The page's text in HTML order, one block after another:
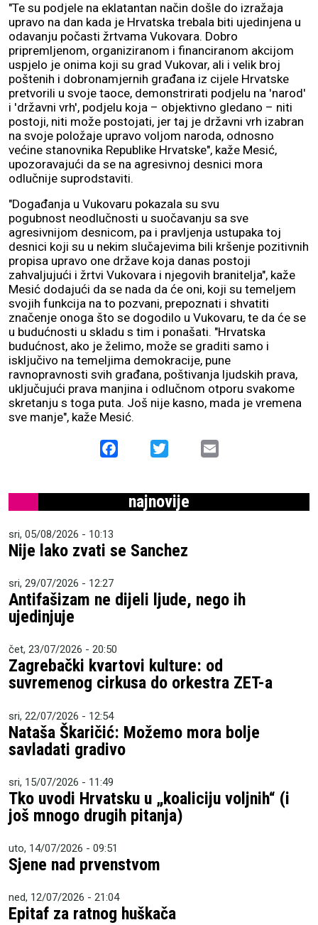
"Te su podjele na eklatantan način došle do izražaja
upravo na dan kada je Hrvatska trebala biti ujedinjena u
odavanju počasti žrtvama Vukovara. Dobro
pripremljenom, organiziranom i financiranom akcijom
uspjelo je onima koji su grad Vukovar, ali i velik broj
poštenih i dobronamjernih građana iz cijele Hrvatske
pretvorili u svoje taoce, demonstrirati podjelu na 'narod'
i 'državni vrh', podjelu koja – objektivno gledano – niti
postoji, niti može postojati, jer taj je državni vrh izabran
na svoje položaje upravo voljom naroda, odnosno
većine stanovnika Republike Hrvatske", kaže Mesić,
upozoravajući da se na agresivnoj desnici mora
odlučnije suprodstaviti.
"Događanja u Vukovaru pokazala su svu
pogubnost neodlučnosti u suočavanju sa sve
agresivnijom desnicom, pa i pravljenja ustupaka toj
desnici koji su u nekim slučajevima bili kršenje pozitivnih
propisa upravo one države koja danas postoji
zahvaljujući i žrtvi Vukovara i njegovih branitelja", kaže
Mesić dodajući da se nada da će oni, koji su temeljem
svojih funkcija na to pozvani, prepoznati i shvatiti
značenje onoga što se dogodilo u Vukovaru, te da će se
u budućnosti u skladu s tim i ponašati. "Hrvatska
budućnost, ako je želimo, može se graditi samo i
isključivo na temeljima demokracije, pune
ravnopravnosti svih građana, poštivanja ljudskih prava,
uključujući prava manjina i odlučnom otporu svakome
skretanju s toga puta. Još nije kasno, mada je vremena
sve manje", kaže Mesić.
Facebook
najnovije
sri, 05/08/2026 - 10:13
Nije lako zvati se Sanchez
sri, 29/07/2026 - 12:27
Antifašizam ne dijeli ljude, nego ih
ujedinjuje
čet, 23/07/2026 - 20:50
Zagrebački kvartovi kulture: od
suvremenog cirkusa do orkestra ZET-a
sri, 22/07/2026 - 12:54
Nataša Škaričić: Možemo mora bolje
savladati gradivo
sri, 15/07/2026 - 11:49
Tko uvodi Hrvatsku u „koaliciju voljnih“ (i
još mnogo drugih pitanja)
uto, 14/07/2026 - 09:51
Sjene nad prvenstvom
ned, 12/07/2026 - 21:04
Epitaf za ratnog huškača